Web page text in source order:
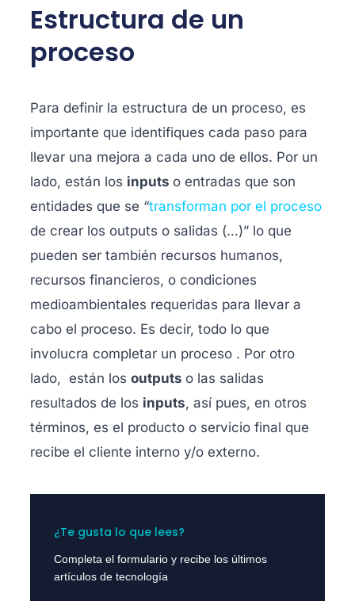
Estructura de un
proceso
Para definir la estructura de un proceso, es
importante que identifiques cada paso para
llevar una mejora a cada uno de ellos. Por un
lado, están los inputs o entradas que son
entidades que se “transforman por el proceso
de crear los outputs o salidas (…)” lo que
pueden ser también recursos humanos,
recursos financieros, o condiciones
medioambientales requeridas para llevar a
cabo el proceso. Es decir, todo lo que
involucra completar un proceso . Por otro
lado, están los outputs o las salidas
resultados de los inputs, así pues, en otros
términos, es el producto o servicio final que
recibe el cliente interno y/o externo.
¿Te gusta lo que lees?
Completa el formulario y recibe los últimos
artículos de tecnología